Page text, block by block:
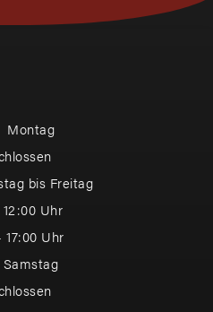
Montag
bis Freitag
Uhr
17:00 Uhr
Samstag